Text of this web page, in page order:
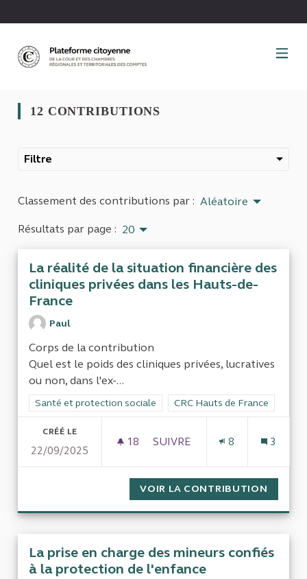
12 CONTRIBUTIONS
Filtre
Classement des contributions par : Aléatoire
Résultats par page : 20
La réalité de la situation financière des
cliniques privées dans les Hauts-de-
France
Paul
Corps de la contribution
Quel est le poids des cliniques privées, lucratives
ou non, dans l'ex-...
Filtrer les résultats de la catégorie : Santé et protection
Santé et protection sociale Filtrer les résultats pour le
CRC Hauts de France
CRÉÉ LE
22/09/2025
18 18 ABONNÉS
SUIVRE
8 3
VOIR LA CONTRIBUTION
La prise en charge des mineurs confiés
à la protection de l'enfance